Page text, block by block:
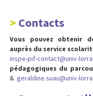
Contacts
Vous pouvez obtenir
auprès du service
inspe-pif-contact@univ-
pédagogiques du
& geraldine.suau@univ-